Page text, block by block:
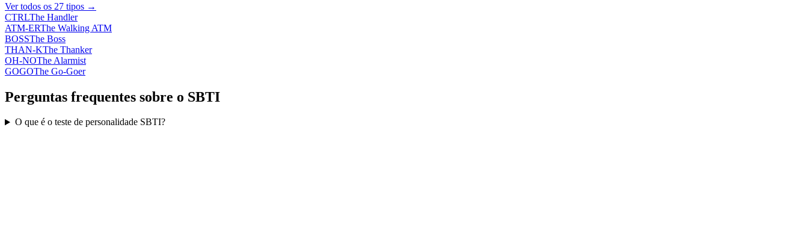
Ver todos os 27 tipos →
CTRLThe Handler
ATM-ERThe Walking ATM
BOSSThe Boss
THAN-KThe Thanker
OH-NOThe Alarmist
GOGOThe Go-Goer
Perguntas frequentes sobre o SBTI
O que é o teste de personalidade SBTI?